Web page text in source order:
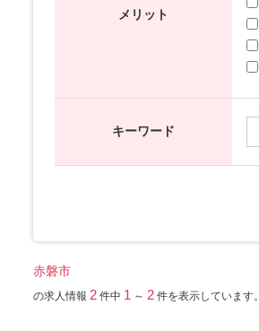
メリット
キーワード
赤磐市
の求人情報 2 件中 1 ～ 2 件を表示しています。